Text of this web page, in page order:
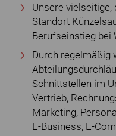
Unsere
Standort
Berufseinstieg bei
Durch regelmäßig
Schnittstellen im
Vertrieb,
Marketing,
E-Business, E-